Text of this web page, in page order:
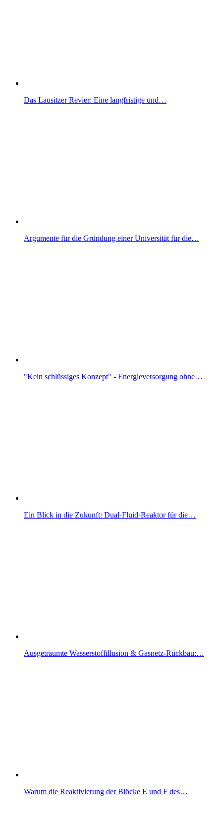
Das Lausitzer Revier: Eine langfristige und…
Argumente für die Gründung einer Universität für die…
"Kein schlüssiges Konzept" - Energieversorgung ohne…
Ein Blick in die Zukunft: Dual-Fluid-Reaktor für die…
Ausgeträumte Wasserstoffillusion & Gasnetz-Rückbau:…
Warum die Reaktivierung der Blöcke E und F des…